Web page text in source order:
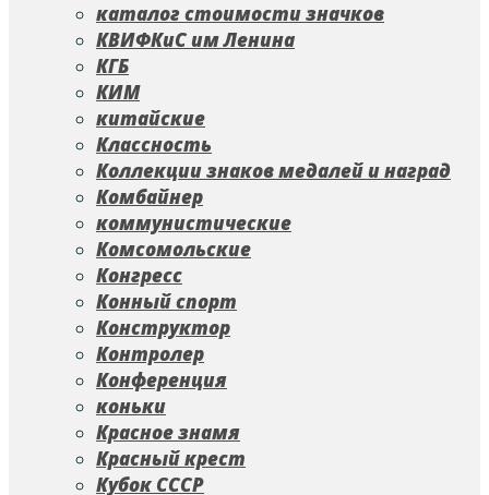
каталог стоимости значков
КВИФКиС им Ленина
КГБ
КИМ
китайские
Классность
Коллекции знаков медалей и наград
Комбайнер
коммунистические
Комсомольские
Конгресс
Конный спорт
Конструктор
Контролер
Конференция
коньки
Красное знамя
Красный крест
Кубок СССР